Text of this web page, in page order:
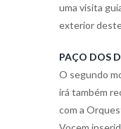
uma visita
exterior
PAÇO DOS
O segundo
irá também
com a